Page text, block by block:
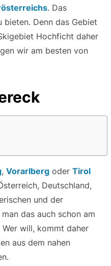
. Das
Denn das Gebiet
Hochficht daher
wir am besten von
, Vorarlberg oder Tirol
Deutschland,
und der
das auch schon am
will, kommt daher
aus dem nahen